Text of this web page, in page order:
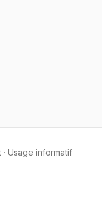
Usage informatif